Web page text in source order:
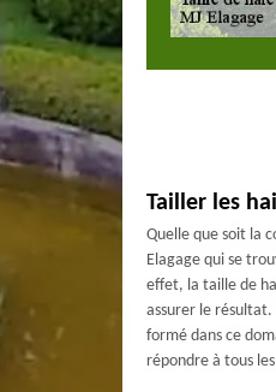
Tailler les
Quelle que soit la
Elagage qui se
effet, la taille de
assurer le résultat.
formé dans ce
répondre à tous